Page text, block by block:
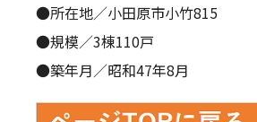
●所在地／小田原市小竹815
●規模／3棟110戸
●築年月／昭和47年8月